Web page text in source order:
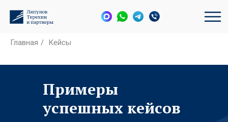
Главная / Кейсы
Примеры
успешных кейсов